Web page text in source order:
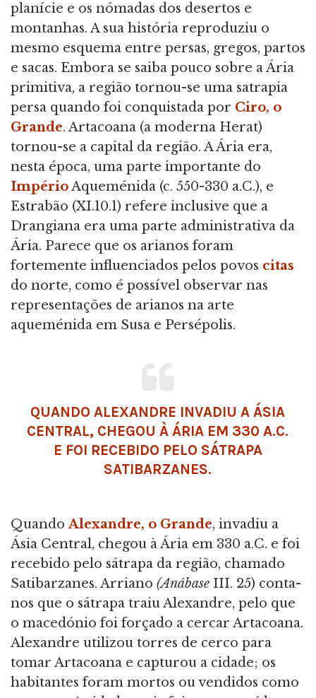
planície e os nómadas dos desertos e
montanhas. A sua história reproduziu o
mesmo esquema entre persas, gregos, partos
e sacas. Embora se saiba pouco sobre a Ária
primitiva, a região tornou-se uma satrapia
persa quando foi conquistada por Ciro, o
Grande. Artacoana (a moderna Herat)
tornou-se a capital da região. A Ária era,
nesta época, uma parte importante do
ImpérioAqueménida (c. 550-330 a.C.), e
Estrabão (XI.10.1) refere inclusive que a
Drangiana era uma parte administrativa da
Ária. Parece que os arianos foram
fortemente influenciados pelos povos citas
do norte, como é possível observar nas
representações de arianos na arte
aqueménida em Susa e Persépolis.
QUANDO ALEXANDRE INVADIU A ÁSIA
CENTRAL, CHEGOU À ÁRIA EM 330 A.C.
E FOI RECEBIDO PELO SÁTRAPA
SATIBARZANES.
QuandoAlexandre, o Grande, invadiu a
Ásia Central, chegou à Ária em 330 a.C. e foi
recebido pelo sátrapa da região, chamado
Satibarzanes. Arriano (Anábase III. 25) conta-
nos que o sátrapa traiu Alexandre, pelo que
o macedónio foi forçado a cercar Artacoana.
Alexandre utilizou torres de cerco para
tomar Artacoana e capturou a cidade; os
habitantes foram mortos ou vendidos como